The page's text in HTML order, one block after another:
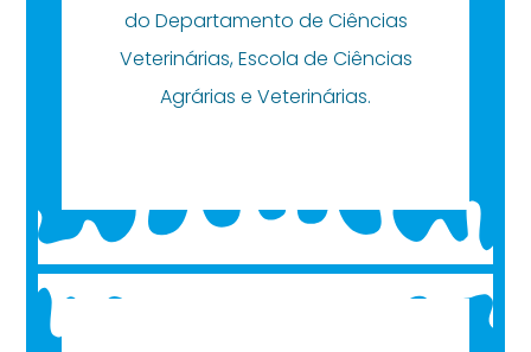
do Departamento de Ciências
Veterinárias, Escola de Ciências
Agrárias e Veterinárias.